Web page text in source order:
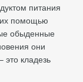
питания
помощью
обыденные
они
кладезь